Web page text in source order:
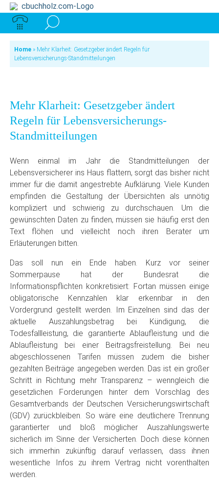
Home » Mehr Klarheit: Gesetzgeber ändert Regeln für
Lebensversicherungs-Standmitteilungen
Mehr Klarheit: Gesetzgeber ändert
Regeln für Lebensversicherungs-
Standmitteilungen
Wenn einmal im Jahr die Standmitteilungen der
Lebensversicherer ins Haus flattern, sorgt das bisher nicht
immer für die damit angestrebte Aufklärung. Viele Kunden
empfinden die Gestaltung der Übersichten als unnötig
kompliziert und schwierig zu durchschauen. Um die
gewünschten Daten zu finden, müssen sie häufig erst den
Text flöhen und vielleicht noch ihren Berater um
Erläuterungen bitten.
Das soll nun ein Ende haben. Kurz vor seiner
Sommerpause hat der Bundesrat die
Informationspflichten konkretisiert: Fortan müssen einige
obligatorische Kennzahlen klar erkennbar in den
Vordergrund gestellt werden. Im Einzelnen sind das der
aktuelle Auszahlungsbetrag bei Kündigung, die
Todesfallleistung, die garantierte Ablaufleistung und die
Ablaufleistung bei einer Beitragsfreistellung. Bei neu
abgeschlossenen Tarifen müssen zudem die bisher
gezahlten Beiträge angegeben werden. Das ist ein großer
Schritt in Richtung mehr Transparenz – wenngleich die
gesetzlichen Forderungen hinter dem Vorschlag des
Gesamtverbands der Deutschen Versicherungswirtschaft
(GDV) zurückbleiben. So wäre eine deutlichere Trennung
garantierter und bloß möglicher Auszahlungswerte
sicherlich im Sinne der Versicherten. Doch diese können
sich immerhin zukünftig darauf verlassen, dass ihnen
wesentliche Infos zu ihrem Vertrag nicht vorenthalten
werden.